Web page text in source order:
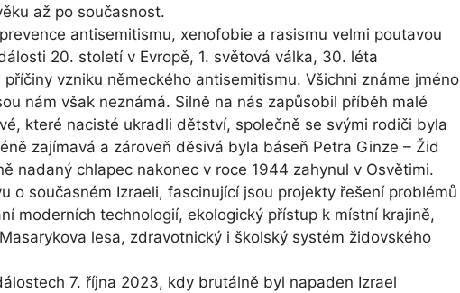
až po současnost.
antisemitismu, xenofobie a rasismu velmi poutavou
20. století v Evropě, 1. světová válka, 30. léta
vzniku německého antisemitismu. Všichni známe jméno
nám však neznámá. Silně na nás zapůsobil příběh malé
které nacisté ukradli dětství, společně se svými rodiči byla
zajímavá a zároveň děsivá byla báseň Petra Ginze – Žid
nadaný chlapec nakonec v roce 1944 zahynul v Osvětimi.
o současném Izraeli, fascinující jsou projekty řešení problémů
moderních technologií, ekologický přístup k místní krajině,
lesa, zdravotnický i školský systém židovského
7. října 2023, kdy brutálně byl napaden Izrael